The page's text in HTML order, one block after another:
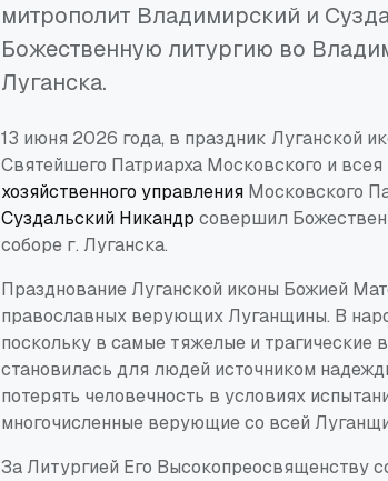
митрополит Владимирский и
Божественную литургию во
Луганска.
13 июня 2026 года, в праздник Луганской
Святейшего Патриарха Московского и
хозяйственного управления Московского
Суздальский Никандр совершил
соборе г. Луганска.
Празднование Луганской иконы Божией
православных верующих Луганщины. В
поскольку в самые тяжелые и трагические
становилась для людей источником
потерять человечность в условиях
многочисленные верующие со всей
За Литургией Его Высокопреосвященству